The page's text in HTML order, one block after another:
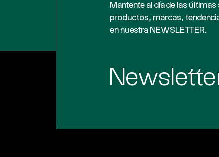
Mantente al día de las últimas
productos, marcas,
en nuestra NEWSLETTER.